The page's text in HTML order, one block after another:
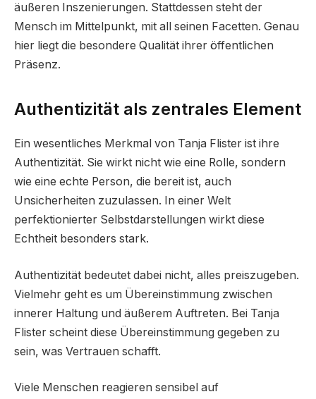
äußeren Inszenierungen. Stattdessen steht der
Mensch im Mittelpunkt, mit all seinen Facetten. Genau
hier liegt die besondere Qualität ihrer öffentlichen
Präsenz.
Authentizität als zentrales Element
Ein wesentliches Merkmal von Tanja Flister ist ihre
Authentizität. Sie wirkt nicht wie eine Rolle, sondern
wie eine echte Person, die bereit ist, auch
Unsicherheiten zuzulassen. In einer Welt
perfektionierter Selbstdarstellungen wirkt diese
Echtheit besonders stark.
Authentizität bedeutet dabei nicht, alles preiszugeben.
Vielmehr geht es um Übereinstimmung zwischen
innerer Haltung und äußerem Auftreten. Bei Tanja
Flister scheint diese Übereinstimmung gegeben zu
sein, was Vertrauen schafft.
Viele Menschen reagieren sensibel auf